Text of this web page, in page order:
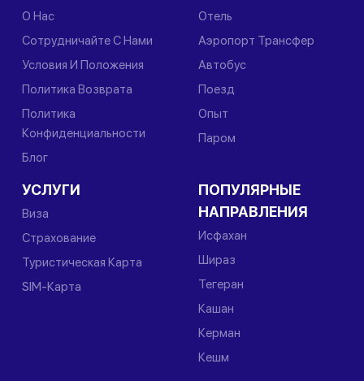
О Нас
Сотрудничайте С Нами
Условия И Положения
Политика Возврата
Политика
Конфиденциальности
Блог
Отель
Аэропорт Трансфер
Автобус
Поезд
Опыт
Паром
УСЛУГИ
Виза
Страхование
Туристическая Карта
SIM-Карта
ПОПУЛЯРНЫЕ
НАПРАВЛЕНИЯ
Исфахан
Шираз
Тегеран
Кашан
Керман
Кешм